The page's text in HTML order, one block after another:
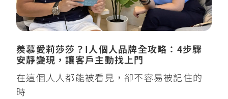
羨慕愛莉莎莎？I人個人品牌全攻略：4步驟
安靜變現，讓客戶主動找上門
在這個人人都能被看見，卻不容易被記住的
時